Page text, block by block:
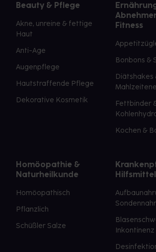
Beauty & Pflege
Akne, unreine & fettige
Haut
Anti-Age
Augenpflege
Hautstraffende Pflege
Dekorative Kosmetik
Fitness
Bonbons &
Diätshakes
Fettbinder
Kochen &
Homöopathie &
Naturheilkunde
Homöopathisch
Pflanzlich
Schüßler Salze
Hilfsmittel
Inkontinenz